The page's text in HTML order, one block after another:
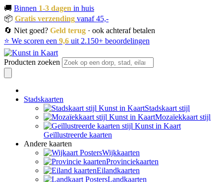
🚚 Binnen 1-3 dagen in huis
📦 Gratis verzending vanaf 45,-
🔄 Niet goed? Geld terug · ook achteraf betalen
⭐ We scoren een 9,6 uit 2.150+ beoordelingen
Producten zoeken
Stadskaarten
Stadskaart stijl
Mozaïekkaart stijl
Geïllustreerde kaarten
Andere kaarten
Wijkkaarten
Provinciekaarten
Eilandkaarten
Landkaarten